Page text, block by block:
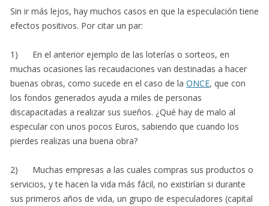
Sin ir más lejos, hay muchos casos en que la especulación tiene
efectos positivos. Por citar un par:
1) En el anterior ejemplo de las loterías o sorteos, en
muchas ocasiones las recaudaciones van destinadas a hacer
buenas obras, como sucede en el caso de la ONCE, que con
los fondos generados ayuda a miles de personas
discapacitadas a realizar sus sueños. ¿Qué hay de malo al
especular con unos pocos Euros, sabiendo que cuando los
pierdes realizas una buena obra?
2) Muchas empresas a las cuales compras sus productos o
servicios, y te hacen la vida más fácil, no existirían si durante
sus primeros años de vida, un grupo de especuladores (capital